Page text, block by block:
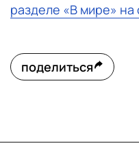
разделе «В мире»
поделиться